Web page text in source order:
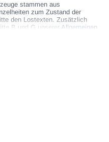
stammen aus
zum Zustand der
den Lostexten. Zusätzlich
B und G unserer Allgemeinen
die nach Einschätzung der
unterliegen, sind mit Verweis auf
gekennzeichnet. Zum
hinzu. Die
wird nur angewendet, wenn dies
angegeben ist.